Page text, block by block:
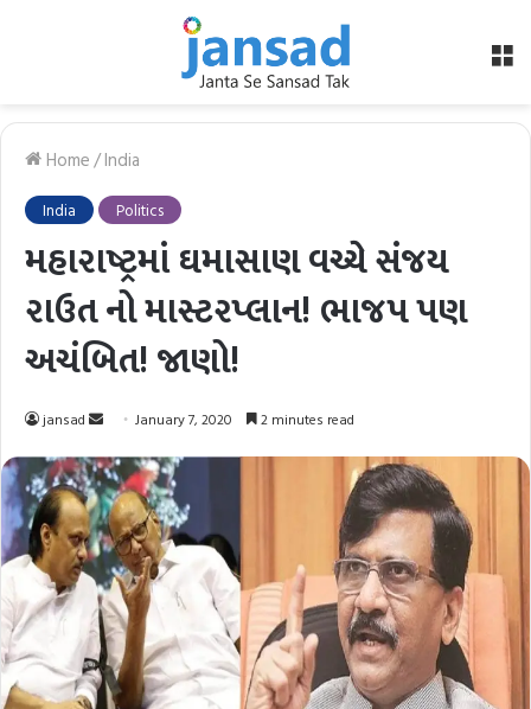
Home/India
India Politics
મહારાષ્ટ્રમાં ઘમાસાણ વચ્ચે સંજય
રાઉત નો માસ્ટરપ્લાન! ભાજપ પણ
અચંબિત! જાણો!
jansad
Send
email
January 7, 2020 2 minutes read